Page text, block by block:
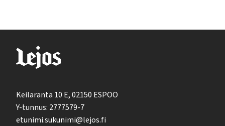
Keilaranta 10 E, 02150 ESPOO
Y-tunnus: 2777579-7
etunimi.sukunimi@lejos.fi